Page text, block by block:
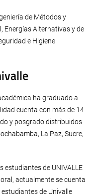
de Métodos y
Energías Alternativas y de
e Higiene
ha graduado a
cuenta con más de 14
y posgrado distribuidos
La Paz, Sucre,
estudiantes de UNIVALLE
actualmente se cuenta
de Univalle